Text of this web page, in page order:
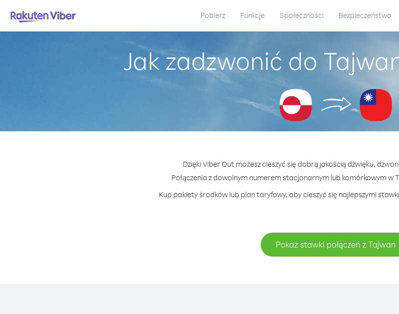
Pobierz Funkcje Społeczności Bezpieczeństwo
Jak zadzwonić do
Dzięki Viber Out możesz cieszyć się dobrą jakością dźwięku,
Połączenia z dowolnym numerem stacjonarnym lub komórkowym w
Kup pakiety środków lub plan taryfowy, aby cieszyć się najlepszymi
Pokaż stawki połączeń z Tajwan